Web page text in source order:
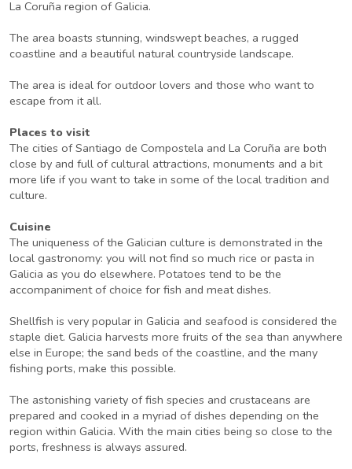
La Coruña region of Galicia.
The area boasts stunning, windswept beaches, a rugged
coastline and a beautiful natural countryside landscape.
The area is ideal for outdoor lovers and those who want to
escape from it all.
Places to visit
The cities of Santiago de Compostela and La Coruña are both
close by and full of cultural attractions, monuments and a bit
more life if you want to take in some of the local tradition and
culture.
Cuisine
The uniqueness of the Galician culture is demonstrated in the
local gastronomy: you will not find so much rice or pasta in
Galicia as you do elsewhere. Potatoes tend to be the
accompaniment of choice for fish and meat dishes.
Shellfish is very popular in Galicia and seafood is considered the
staple diet. Galicia harvests more fruits of the sea than anywhere
else in Europe; the sand beds of the coastline, and the many
fishing ports, make this possible.
The astonishing variety of fish species and crustaceans are
prepared and cooked in a myriad of dishes depending on the
region within Galicia. With the main cities being so close to the
ports, freshness is always assured.